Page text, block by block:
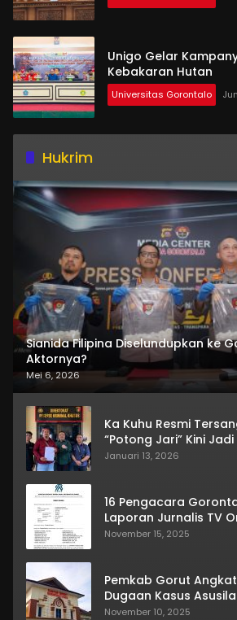
Unigo Gelar
Kebakaran Hutan
Universitas Gorontalo
Hukrim
Sianida Filipina Diselundupkan ke
Aktornya?
Mei 6, 2026
Ka Kuhu Resmi
“Potong Jari” Kini
Januari 13, 2026
16 Pengacara
Laporan Jurnalis TV
November 15, 2025
Pemkab Gorut
Dugaan Kasus
November 10, 2025